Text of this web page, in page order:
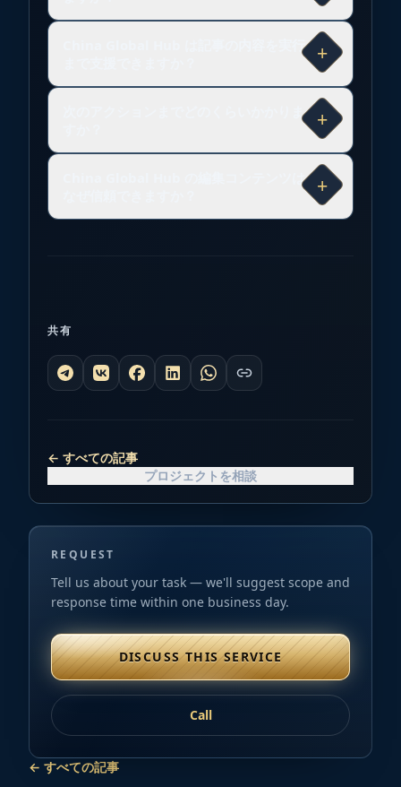
China Global Hub は記事の内容を実行
+
次のアクションまでどのくらいかかりま
+
China Global Hub の編集コンテンツは
+
共有
← すべての記事
プロジェクトを相談
REQUEST
Tell us about your task — we'll suggest scope and
response time within one business day.
DISCUSS THIS SERVICE
Call
← すべての記事